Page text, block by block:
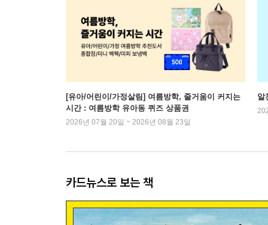
[유아/어린이/가정살림] 여름방학, 줄거움이 커지는
시간 : 여름방학 유아동 퀴즈 상품권
2026년 07월 20일 ~ 2026년 08월 23일
알
카드뉴스로 보는 책